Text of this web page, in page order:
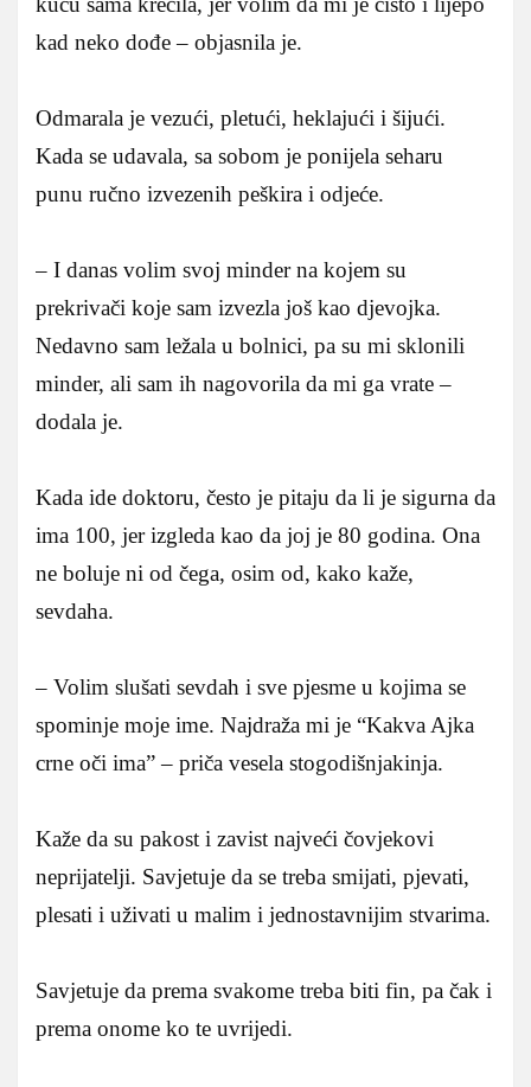
kad neko dođe – objasnila je.
Odmarala je vezući, pletući, heklajući i šijući.
Kada se udavala, sa sobom je ponijela seharu
punu ručno izvezenih peškira i odjeće.
– I danas volim svoj minder na kojem su
prekrivači koje sam izvezla još kao djevojka.
Nedavno sam ležala u bolnici, pa su mi sklonili
minder, ali sam ih nagovorila da mi ga vrate –
dodala je.
Kada ide doktoru, često je pitaju da li je sigurna da
ima 100, jer izgleda kao da joj je 80 godina. Ona
ne boluje ni od čega, osim od, kako kaže,
sevdaha.
– Volim slušati sevdah i sve pjesme u kojima se
spominje moje ime. Najdraža mi je “Kakva Ajka
crne oči ima” – priča vesela stogodišnjakinja.
Kaže da su pakost i zavist najveći čovjekovi
neprijatelji. Savjetuje da se treba smijati, pjevati,
plesati i uživati u malim i jednostavnijim stvarima.
Savjetuje da prema svakome treba biti fin, pa čak i
prema onome ko te uvrijedi.